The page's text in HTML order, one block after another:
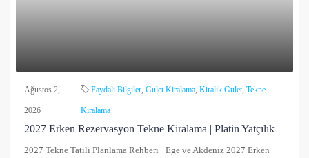
Ağustos 2,
2026
Faydalı Bilgiler,Gulet Kiralama,Kiralık Gulet,Tekne
Kiralama
2027 Erken Rezervasyon Tekne Kiralama | Platin Yatçılık
2027 Tekne Tatili Planlama Rehberi · Ege ve Akdeniz 2027 Erken